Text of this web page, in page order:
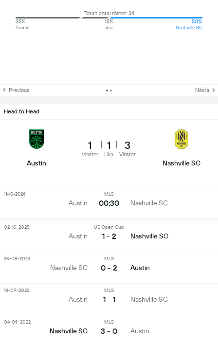
Totalt antal röster: 34
35%
Austin
15%
dra
50%
Nashville SC
Previous Nästa
Head to Head
Austin
1
Vinster
1
Lika
3
Vinster
Nashville SC
Austin
MLS
00:30 Nashville SC
11-10-2026
Austin
US Open Cup
1 - 2 Nashville SC
02-10-2025
Nashville SC
MLS
0 - 2 Austin
25-08-2024
Austin
MLS
1 - 1 Nashville SC
18-09-2022
Nashville SC
MLS
3 - 0 Austin
04-09-2022